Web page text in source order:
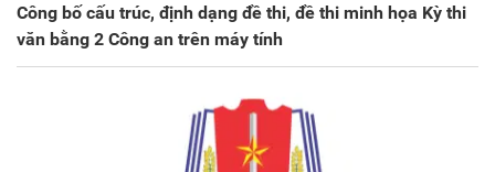
Công bố cấu trúc, định dạng đề thi, đề thi minh họa Kỳ thi
văn bằng 2 Công an trên máy tính